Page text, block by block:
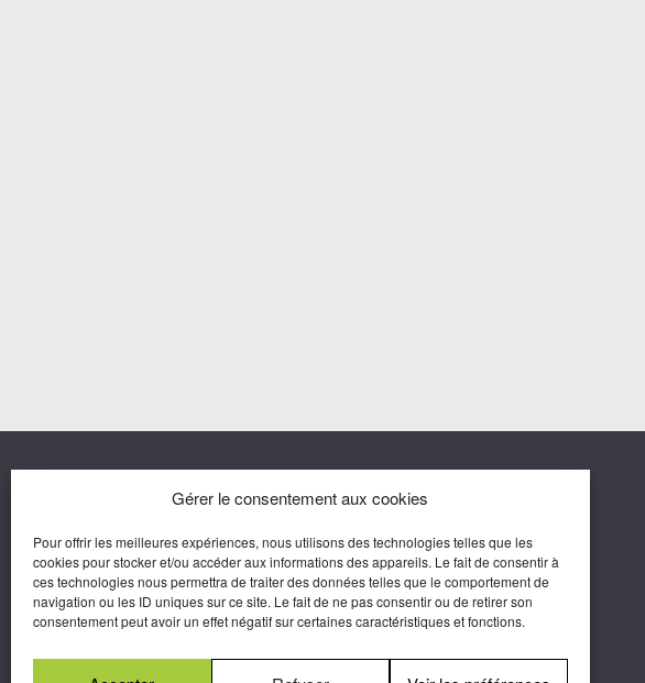
Gérer le consentement aux cookies
Pour offrir les meilleures expériences, nous utilisons des technologies telles que les
cookies pour stocker et/ou accéder aux informations des appareils. Le fait de consentir à
ces technologies nous permettra de traiter des données telles que le comportement de
navigation ou les ID uniques sur ce site. Le fait de ne pas consentir ou de retirer son
consentement peut avoir un effet négatif sur certaines caractéristiques et fonctions.
Une marque d’Agora Médias,
Éditeur de presse.
Agora Médias
Yves Guittat